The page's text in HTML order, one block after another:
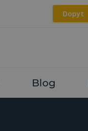
Dopyt
Blog